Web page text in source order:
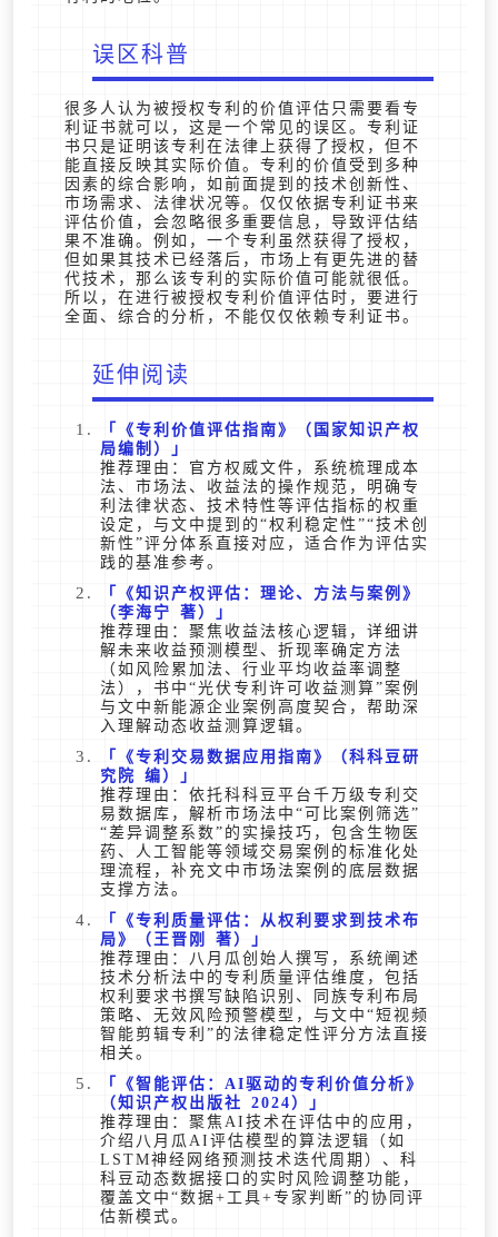
误区科普
很多人认为被授权专利的价值评估只需要看专
利证书就可以，这是一个常见的误区。专利证
书只是证明该专利在法律上获得了授权，但不
能直接反映其实际价值。专利的价值受到多种
因素的综合影响，如前面提到的技术创新性、
市场需求、法律状况等。仅仅依据专利证书来
评估价值，会忽略很多重要信息，导致评估结
果不准确。例如，一个专利虽然获得了授权，
但如果其技术已经落后，市场上有更先进的替
代技术，那么该专利的实际价值可能就很低。
所以，在进行被授权专利价值评估时，要进行
全面、综合的分析，不能仅仅依赖专利证书。
延伸阅读
《专利价值评估指南》（国家知识产权
局编制）
推荐理由：官方权威文件，系统梳理成本
法、市场法、收益法的操作规范，明确专
利法律状态、技术特性等评估指标的权重
设定，与文中提到的“权利稳定性”“技术创
新性”评分体系直接对应，适合作为评估实
践的基准参考。
《知识产权评估：理论、方法与案例》
（李海宁 著）
推荐理由：聚焦收益法核心逻辑，详细讲
解未来收益预测模型、折现率确定方法
（如风险累加法、行业平均收益率调整
法），书中“光伏专利许可收益测算”案例
与文中新能源企业案例高度契合，帮助深
入理解动态收益测算逻辑。
《专利交易数据应用指南》（科科豆研
究院 编）
推荐理由：依托科科豆平台千万级专利交
易数据库，解析市场法中“可比案例筛选”
“差异调整系数”的实操技巧，包含生物医
药、人工智能等领域交易案例的标准化处
理流程，补充文中市场法案例的底层数据
支撑方法。
《专利质量评估：从权利要求到技术布
局》（王晋刚 著）
推荐理由：八月瓜创始人撰写，系统阐述
技术分析法中的专利质量评估维度，包括
权利要求书撰写缺陷识别、同族专利布局
策略、无效风险预警模型，与文中“短视频
智能剪辑专利”的法律稳定性评分方法直接
相关。
《智能评估：AI驱动的专利价值分析》
（知识产权出版社 2024）
推荐理由：聚焦AI技术在评估中的应用，
介绍八月瓜AI评估模型的算法逻辑（如
LSTM神经网络预测技术迭代周期）、科
科豆动态数据接口的实时风险调整功能，
覆盖文中“数据+工具+专家判断”的协同评
估新模式。